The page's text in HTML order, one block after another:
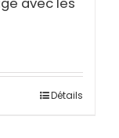
Détails